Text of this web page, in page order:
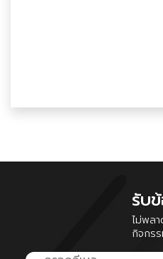
รับ
ไม่พล
กิจกร